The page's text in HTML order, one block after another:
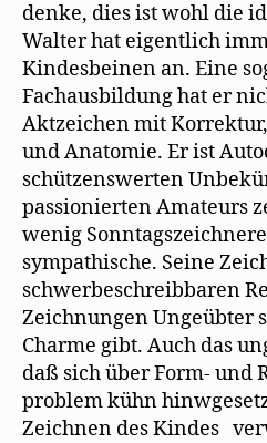
denke, dies ist wohl die
Walter hat eigentlich
Kindesbeinen an. Eine
Fachausbildung hat er
Aktzeichen mit
und Anatomie. Er ist
schützenswerten
passionierten Amateurs
wenig
sympathische. Seine
schwerbeschreibbaren
Zeichnungen Ungeübter
Charme gibt. Auch das
daß sich über Form- und
problem kühn
Zeichnen des Kindes